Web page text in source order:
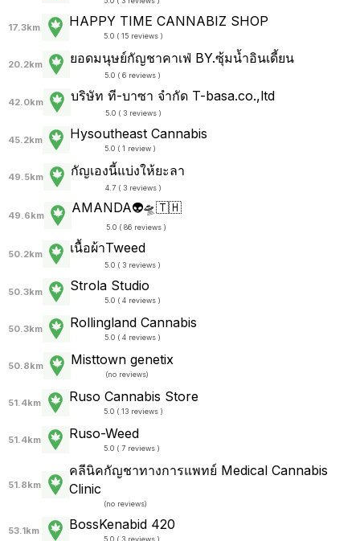
17.3km HAPPY TIME CANNABIZ SHOP
5.0 ( 15 reviews )
20.2km ยอดมนุษย์กัญชาคาเฟ่ BY.ซุ้มน้ำอินเดี้ยน
5.0 ( 6 reviews )
42.0km บริษัท ที-บาซา จำกัด T-basa.co.,ltd
5.0 ( 3 reviews )
45.2km Hysoutheast Cannabis
5.0 ( 1 review )
49.5km กัญเองนี้แบ่งให้ยะลา
4.7 ( 3 reviews )
49.6km
AMANDA👽🛸🇹🇭
5.0 ( 86 reviews )
50.2km เนื้อผ้าTweed
5.0 ( 3 reviews )
50.3km Strola Studio
5.0 ( 4 reviews )
50.3km Rollingland Cannabis
5.0 ( 4 reviews )
50.8km Misttown genetix
(no reviews)
51.4km Ruso Cannabis Store
5.0 ( 13 reviews )
51.4km Ruso-Weed
5.0 ( 7 reviews )
51.8km
คลีนิคกัญชาทางการแพทย์ Medical Cannabis
Clinic
(no reviews)
53.1km BossKenabid 420
5.0 ( 3 reviews )